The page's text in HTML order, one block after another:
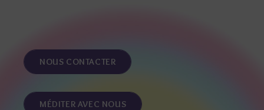
NOUS CONTACTER
MÉDITER AVEC NOUS